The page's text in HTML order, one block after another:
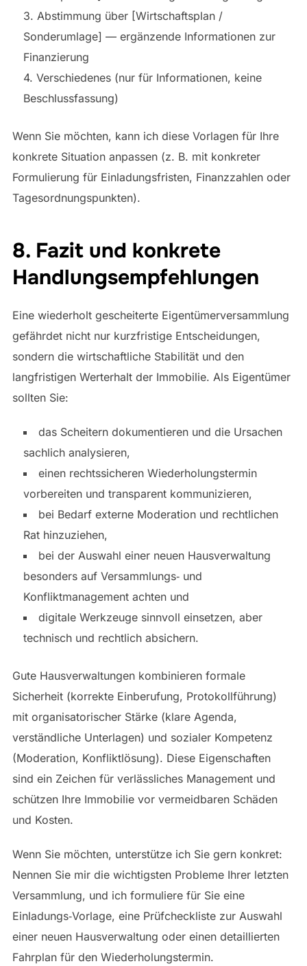
3. Abstimmung über [Wirtschaftsplan /
Sonderumlage] — ergänzende Informationen zur
Finanzierung
4. Verschiedenes (nur für Informationen, keine
Beschlussfassung)
Wenn Sie möchten, kann ich diese Vorlagen für Ihre
konkrete Situation anpassen (z. B. mit konkreter
Formulierung für Einladungsfristen, Finanzzahlen oder
Tagesordnungspunkten).
8. Fazit und konkrete
Handlungsempfehlungen
Eine wiederholt gescheiterte Eigentümerversammlung
gefährdet nicht nur kurzfristige Entscheidungen,
sondern die wirtschaftliche Stabilität und den
langfristigen Werterhalt der Immobilie. Als Eigentümer
sollten Sie:
das Scheitern dokumentieren und die Ursachen
sachlich analysieren,
einen rechtssicheren Wiederholungstermin
vorbereiten und transparent kommunizieren,
bei Bedarf externe Moderation und rechtlichen
Rat hinzuziehen,
bei der Auswahl einer neuen Hausverwaltung
besonders auf Versammlungs‑ und
Konfliktmanagement achten und
digitale Werkzeuge sinnvoll einsetzen, aber
technisch und rechtlich absichern.
Gute Hausverwaltungen kombinieren formale
Sicherheit (korrekte Einberufung, Protokollführung)
mit organisatorischer Stärke (klare Agenda,
verständliche Unterlagen) und sozialer Kompetenz
(Moderation, Konfliktlösung). Diese Eigenschaften
sind ein Zeichen für verlässliches Management und
schützen Ihre Immobilie vor vermeidbaren Schäden
und Kosten.
Wenn Sie möchten, unterstütze ich Sie gern konkret:
Nennen Sie mir die wichtigsten Probleme Ihrer letzten
Versammlung, und ich formuliere für Sie eine
Einladungs‑Vorlage, eine Prüfcheckliste zur Auswahl
einer neuen Hausverwaltung oder einen detaillierten
Fahrplan für den Wiederholungstermin.